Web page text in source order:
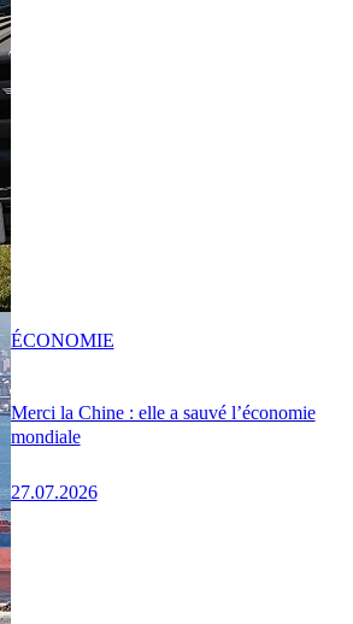
Merci la Chine : elle a sauvé l’économie
mondiale
27.07.2026
ÉCONOMIE